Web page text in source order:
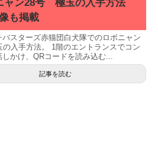
ャン28号 極玉の入手方法
も掲載
バスターズ赤猫団白犬隊でのロボニャン
の入手方法。 1階のエントランスでコン
しかけ、QRコードを読み込む...
記事を読む